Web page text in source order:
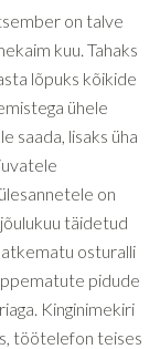
on talve
kuu. Tahaks
lõpuks kõikide
ühele
saada, lisaks üha
on
jõulukuu täidetud
osturalli
pidude
Kinginimekiri
töötelefon teises